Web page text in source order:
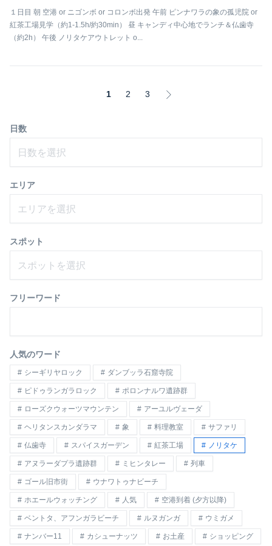
１日目 朝 空港 or ニゴンボ or コロンボ出発 午前 ピンナワラの象の孤児院 or
紅茶工場見学（約1-1.5h/約30min） 昼 キャンディ中心地でランチ＆仏歯寺
（約2h） 午後 ノリタケアウトレット o...
1 2 3
日数
日数を選択
エリア
エリアを選択
スポット
スポットを選択
フリーワード
人気のワード
シーギリヤロック ダンブッラ石窟寺院
ピドゥランガラロック ポロンナルワ遺跡群
ローズクウォーツマウンテン アーユルヴェーダ
ヘリタンスカンダラマ 象 料理教室 サファリ
仏歯寺 スパイスガーデン 紅茶工場 ノリタケ
アヌラーダプラ遺跡群 ミヒンタレー 列車
ゴール旧市街 ウナワトゥナビーチ
ホエールウォッチング 人気 空港到着 (夕方以降)
ベントタ、アフンガラビーチ ルヌガンガ ウミガメ
ナンバー11 カシューナッツ お土産 ショッピング